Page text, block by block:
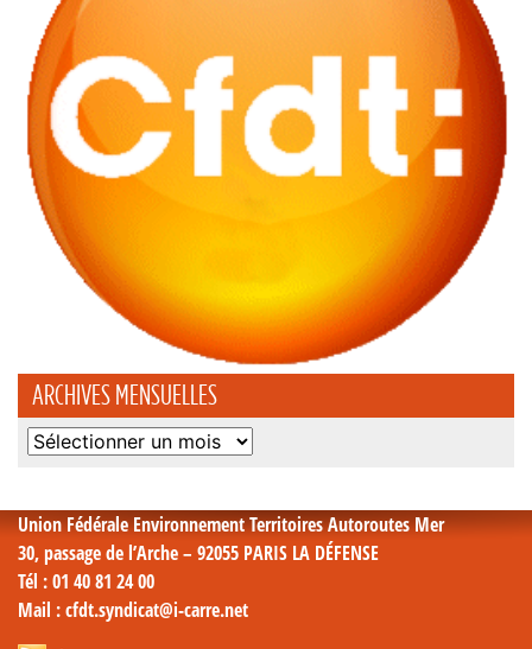
ARCHIVES MENSUELLES
Archives
Union Fédérale Environnement Territoires Autoroutes Mer
30, passage de l’Arche – 92055 PARIS LA DÉFENSE
Tél : 01 40 81 24 00
Mail : cfdt.syndicat@i-carre.net